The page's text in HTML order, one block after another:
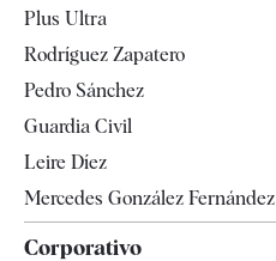
Televisión
Plus Ultra
Rodríguez Zapatero
Pedro Sánchez
Guardia Civil
Leire Díez
Mercedes González Fernández
Corporativo